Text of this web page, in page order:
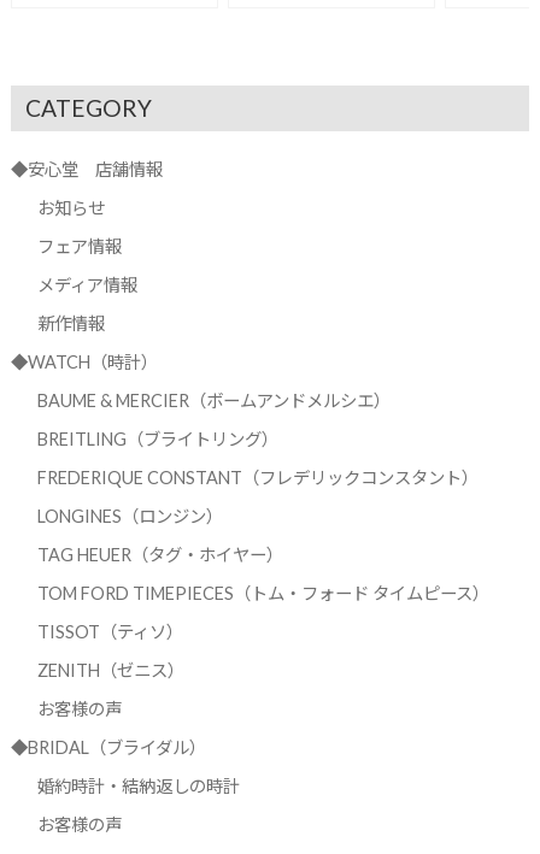
CATEGORY
◆安心堂 店舗情報
お知らせ
フェア情報
メディア情報
新作情報
◆WATCH（時計）
BAUME & MERCIER（ボームアンドメルシエ）
BREITLING（ブライトリング）
FREDERIQUE CONSTANT（フレデリックコンスタント）
LONGINES（ロンジン）
TAG HEUER（タグ・ホイヤー）
TOM FORD TIMEPIECES（トム・フォード タイムピース）
TISSOT（ティソ）
ZENITH（ゼニス）
お客様の声
◆BRIDAL（ブライダル）
婚約時計・結納返しの時計
お客様の声